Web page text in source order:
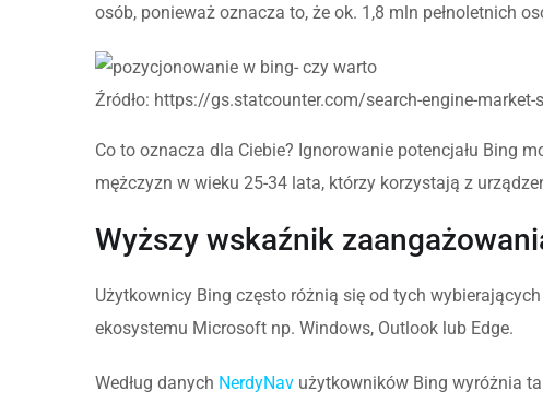
osób, ponieważ oznacza to, że ok. 1,8 mln pełnoletnich
Źródło: https://gs.statcounter.com/search-engine-
Co to oznacza dla Ciebie? Ignorowanie potencjału Bing
mężczyzn w wieku 25-34 lata, którzy korzystają z
Wyższy wskaźnik
Użytkownicy Bing często różnią się od tych
ekosystemu Microsoft np. Windows, Outlook lub Edge.
Według danych NerdyNav użytkowników Bing wyróżnia